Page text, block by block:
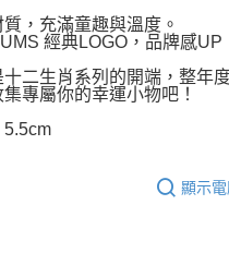
，充滿童趣與溫度。
經典LOGO，品牌感UP
二生肖系列的開端，整年
專屬你的幸運小物吧！
5.5cm
顯示